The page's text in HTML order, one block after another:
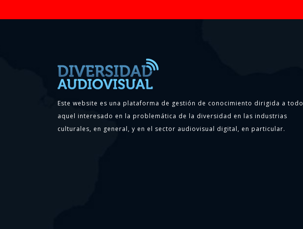
Este website es una plataforma de gestión de conocimiento dirigida a todo
aquel interesado en la problemática de la diversidad en las industrias
culturales, en general, y en el sector audiovisual digital, en particular.